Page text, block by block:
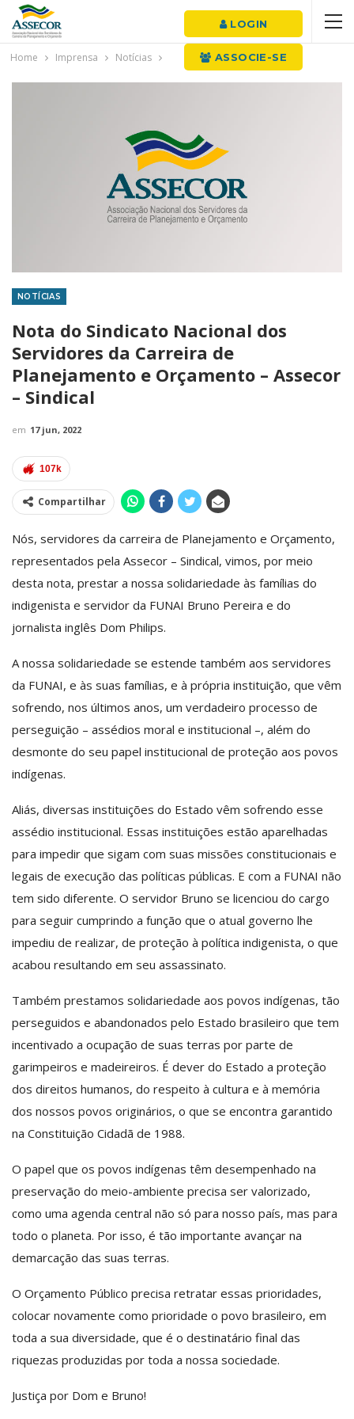
LOGIN
ASSOCIE-SE
Home Imprensa Notícias
NOTÍCIAS
Nota do Sindicato Nacional dos
Servidores da Carreira de
Planejamento e Orçamento – Assecor
– Sindical
em 17 jun, 2022
107k
Compartilhar
Nós, servidores da carreira de Planejamento e Orçamento,
representados pela Assecor – Sindical, vimos, por meio
desta nota, prestar a nossa solidariedade às famílias do
indigenista e servidor da FUNAI Bruno Pereira e do
jornalista inglês Dom Philips.
A nossa solidariedade se estende também aos servidores
da FUNAI, e às suas famílias, e à própria instituição, que vêm
sofrendo, nos últimos anos, um verdadeiro processo de
perseguição – assédios moral e institucional –, além do
desmonte do seu papel institucional de proteção aos povos
indígenas.
Aliás, diversas instituições do Estado vêm sofrendo esse
assédio institucional. Essas instituições estão aparelhadas
para impedir que sigam com suas missões constitucionais e
legais de execução das políticas públicas. E com a FUNAI não
tem sido diferente. O servidor Bruno se licenciou do cargo
para seguir cumprindo a função que o atual governo lhe
impediu de realizar, de proteção à política indigenista, o que
acabou resultando em seu assassinato.
Também prestamos solidariedade aos povos indígenas, tão
perseguidos e abandonados pelo Estado brasileiro que tem
incentivado a ocupação de suas terras por parte de
garimpeiros e madeireiros. É dever do Estado a proteção
dos direitos humanos, do respeito à cultura e à memória
dos nossos povos originários, o que se encontra garantido
na Constituição Cidadã de 1988.
O papel que os povos indígenas têm desempenhado na
preservação do meio-ambiente precisa ser valorizado,
como uma agenda central não só para nosso país, mas para
todo o planeta. Por isso, é tão importante avançar na
demarcação das suas terras.
O Orçamento Público precisa retratar essas prioridades,
colocar novamente como prioridade o povo brasileiro, em
toda a sua diversidade, que é o destinatário final das
riquezas produzidas por toda a nossa sociedade.
Justiça por Dom e Bruno!